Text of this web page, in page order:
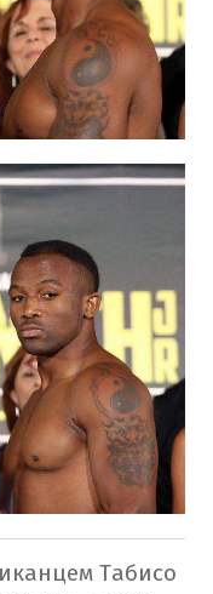
Табисо